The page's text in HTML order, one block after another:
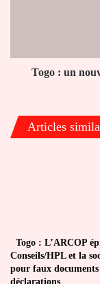
jour
du
pouvoir
Togo : un
Articles
Togo : L’ARCOP
Conseils/HPL et la
pour faux documents
déclarations